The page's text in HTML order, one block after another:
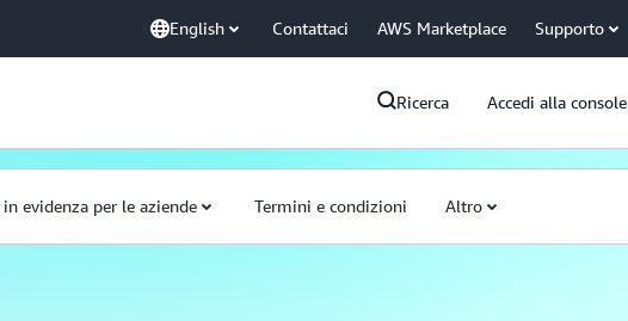
English Contattaci AWS Marketplace Supporto
Ricerca Accedi alla console
evidenza per le aziende Termini e condizioni Altro